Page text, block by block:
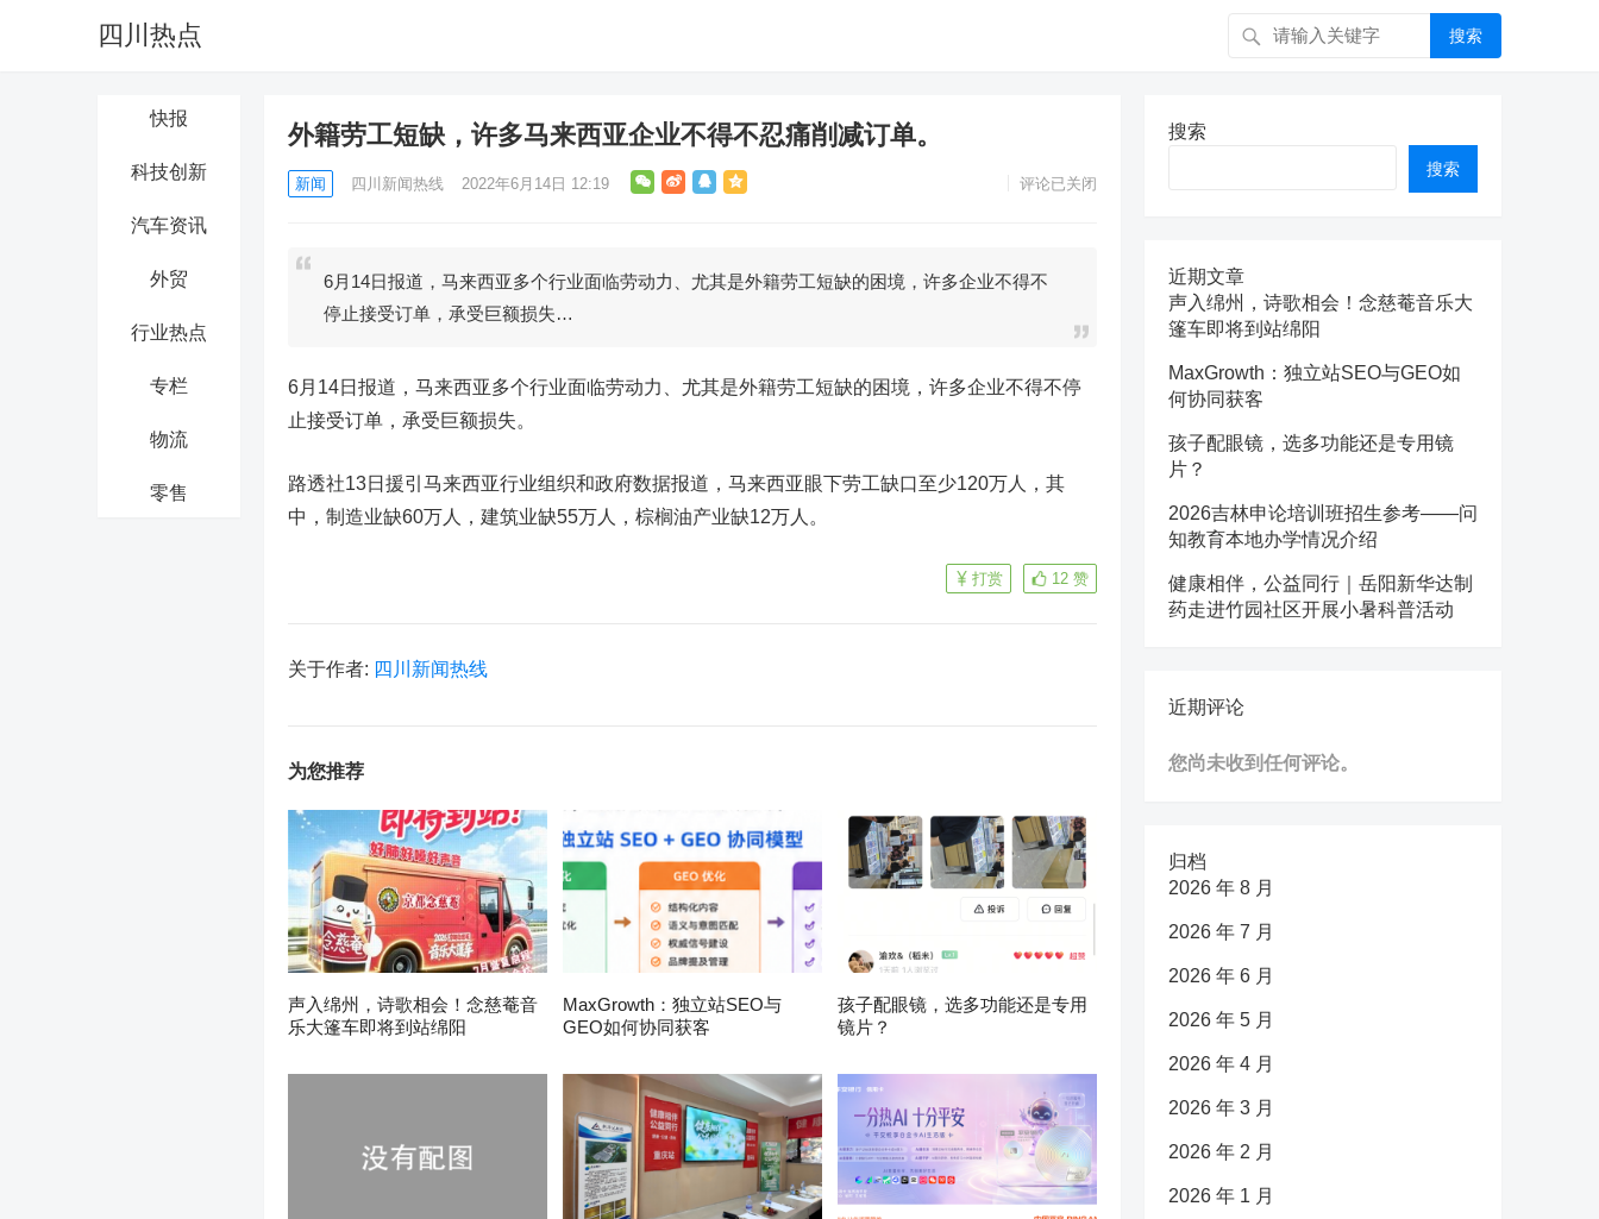
四川热点 搜索
快报
科技创新
汽车资讯
外贸
行业热点
专栏
物流
零售
外籍劳工短缺，许多马来西亚企业不得不忍痛削减订单。
新闻 四川新闻热线 2022年6月14日 12:19 评论已关闭
6月14日报道，马来西亚多个行业面临劳动力、尤其是外籍劳工短缺的困境，许多企业不得不
停止接受订单，承受巨额损失…
6月14日报道，马来西亚多个行业面临劳动力、尤其是外籍劳工短缺的困境，许多企业不得不停
止接受订单，承受巨额损失。
路透社13日援引马来西亚行业组织和政府数据报道，马来西亚眼下劳工缺口至少120万人，其
中，制造业缺60万人，建筑业缺55万人，棕榈油产业缺12万人。
12 赞
打赏
关于作者: 四川新闻热线
为您推荐
声入绵州，诗歌相会！念慈菴音
乐大篷车即将到站绵阳
MaxGrowth：独立站SEO与
GEO如何协同获客
孩子配眼镜，选多功能还是专用
镜片？
搜索
搜索
近期文章
声入绵州，诗歌相会！念慈菴音乐大
篷车即将到站绵阳
MaxGrowth：独立站SEO与GEO如
何协同获客
孩子配眼镜，选多功能还是专用镜
片？
2026吉林申论培训班招生参考——问
知教育本地办学情况介绍
健康相伴，公益同行｜岳阳新华达制
药走进竹园社区开展小暑科普活动
近期评论
您尚未收到任何评论。
归档
2026 年 8 月
2026 年 7 月
2026 年 6 月
2026 年 5 月
2026 年 4 月
2026 年 3 月
2026 年 2 月
2026 年 1 月